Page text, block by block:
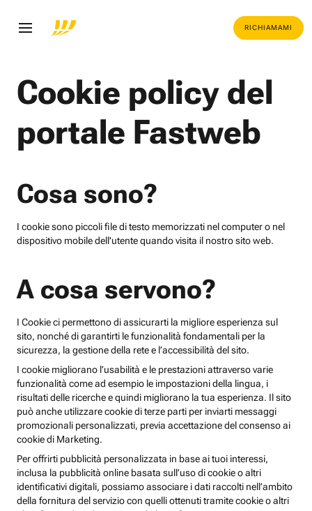
RICHIAMAMI
Cookie policy del
portale Fastweb
Cosa sono?
I cookie sono piccoli file di testo memorizzati nel computer o nel
dispositivo mobile dell'utente quando visita il nostro sito web.
A cosa servono?
I Cookie ci permettono di assicurarti la migliore esperienza sul
sito, nonché di garantirti le funzionalità fondamentali per la
sicurezza, la gestione della rete e l’accessibilità del sito.
I cookie migliorano l’usabilità e le prestazioni attraverso varie
funzionalità come ad esempio le impostazioni della lingua, i
risultati delle ricerche e quindi migliorano la tua esperienza. Il sito
può anche utilizzare cookie di terze parti per inviarti messaggi
promozionali personalizzati, previa accettazione del consenso ai
cookie di Marketing.
Per offrirti pubblicità personalizzata in base ai tuoi interessi,
inclusa la pubblicità online basata sull’uso di cookie o altri
identificativi digitali, possiamo associare i dati raccolti nell’ambito
della fornitura del servizio con quelli ottenuti tramite cookie o altri